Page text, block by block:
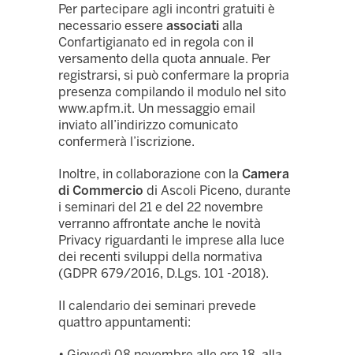
Per partecipare agli incontri gratuiti è
necessario essere associati alla
Confartigianato ed in regola con il
versamento della quota annuale. Per
registrarsi, si può confermare la propria
presenza compilando il modulo nel sito
www.apfm.it. Un messaggio email
inviato all’indirizzo comunicato
confermerà l’iscrizione.
Inoltre, in collaborazione con la Camera
di Commercio di Ascoli Piceno, durante
i seminari del 21 e del 22 novembre
verranno affrontate anche le novità
Privacy riguardanti le imprese alla luce
dei recenti sviluppi della normativa
(GDPR 679/2016, D.Lgs. 101 -2018).
Il calendario dei seminari prevede
quattro appuntamenti: